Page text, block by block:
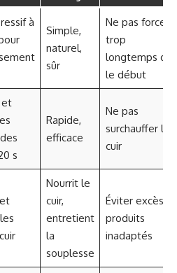
à
Simple,
naturel,
sûr
Ne pas forcer
trop
longtemps dès
le début
s
Rapide,
efficace
Ne pas
surchauffer le
cuir
Nourrit le
cuir,
entretient
la
souplesse
Éviter excès et
produits
inadaptés